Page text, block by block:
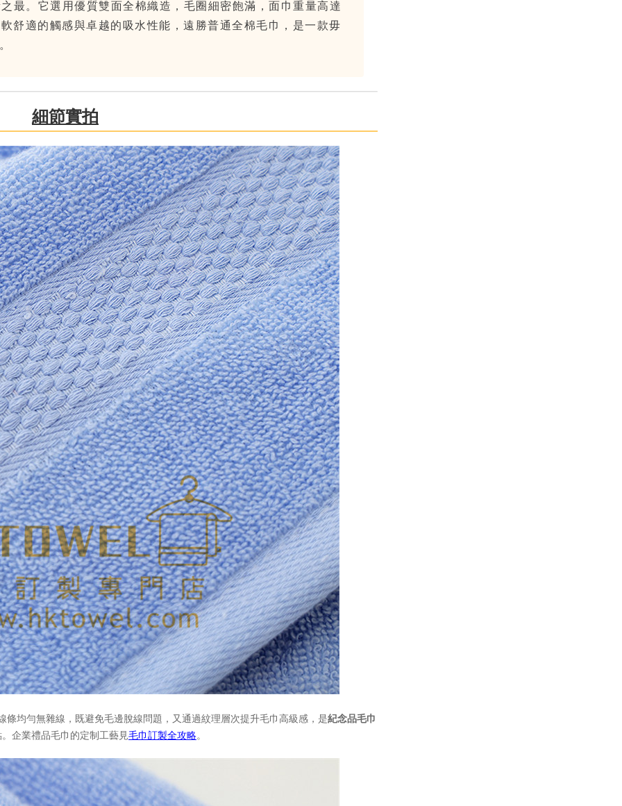
最。它選用優質雙面全棉織造，毛圈細密飽滿，面巾重量高達
舒適的觸感與卓越的吸水性能，遠勝普通全棉毛巾，是一款毋
細節實拍
均勻無雜線，既避免毛邊脫線問題，又通過紋理層次提升毛巾高級感，是紀念品毛巾
企業禮品毛巾的定制工藝見毛巾訂製全攻略。